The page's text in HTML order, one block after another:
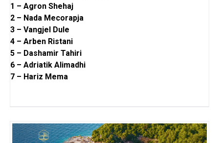
1 – Agron Shehaj
2 – Nada Mecorapja
3 – Vangjel Dule
4 – Arben Ristani
5 – Dashamir Tahiri
6 – Adriatik Alimadhi
7 – Hariz Mema